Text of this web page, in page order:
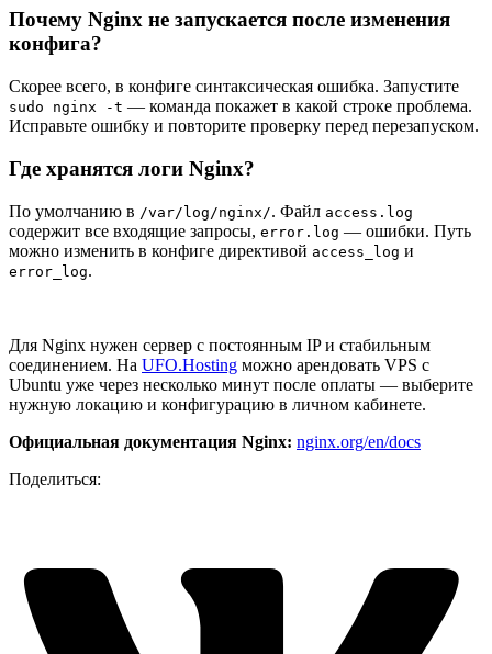
Почему Nginx не запускается после изменения
конфига?
Скорее всего, в конфиге синтаксическая ошибка. Запустите
sudo nginx -t — команда покажет в какой строке проблема.
Исправьте ошибку и повторите проверку перед перезапуском.
Где хранятся логи Nginx?
По умолчанию в /var/log/nginx/. Файл access.log
содержит все входящие запросы, error.log — ошибки. Путь
можно изменить в конфиге директивой access_log и
error_log.
Для Nginx нужен сервер с постоянным IP и стабильным
соединением. На UFO.Hosting можно арендовать VPS с
Ubuntu уже через несколько минут после оплаты — выберите
нужную локацию и конфигурацию в личном кабинете.
Официальная документация Nginx: nginx.org/en/docs
Поделиться: